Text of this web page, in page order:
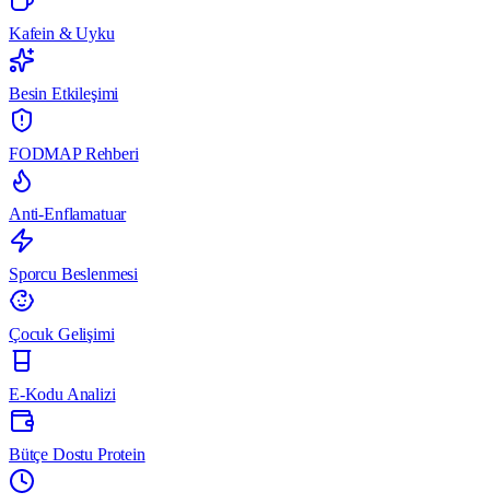
Kafein & Uyku
Besin Etkileşimi
FODMAP Rehberi
Anti-Enflamatuar
Sporcu Beslenmesi
Çocuk Gelişimi
E-Kodu Analizi
Bütçe Dostu Protein